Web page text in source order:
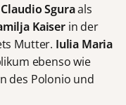
Claudio Sguraals
Kaiserin der
Mutter. Iulia Maria
ebenso wie
des Polonio und